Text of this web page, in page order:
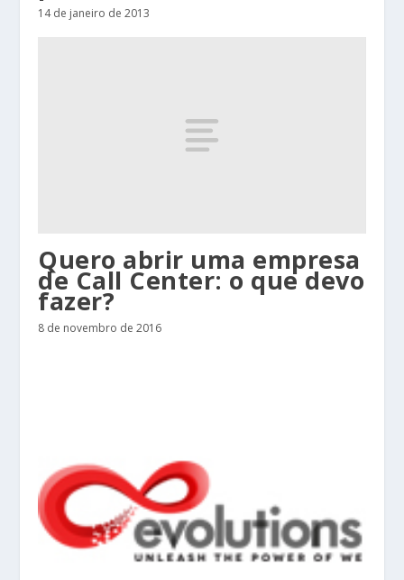
14 de janeiro de 2013
Quero abrir uma empresa
de Call Center: o que devo
fazer?
8 de novembro de 2016